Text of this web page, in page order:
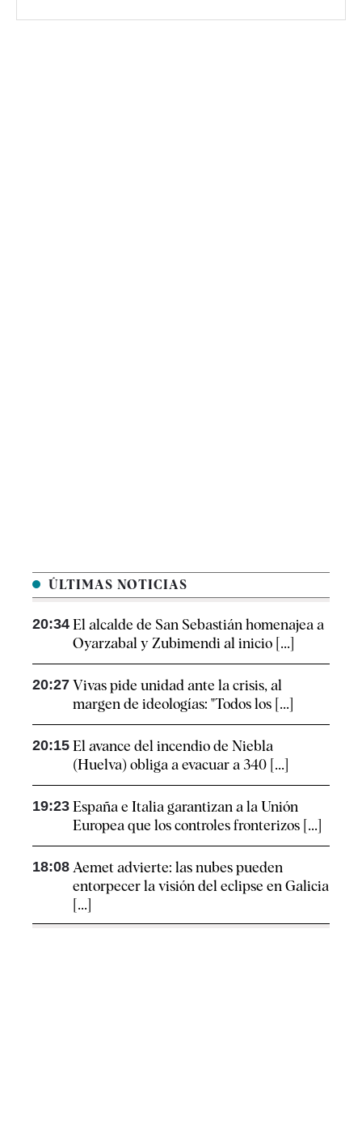
ÚLTIMAS NOTICIAS
20:34 El alcalde de San Sebastián homenajea a
Oyarzabal y Zubimendi al inicio [...]
20:27 Vivas pide unidad ante la crisis, al
margen de ideologías: "Todos los [...]
20:15 El avance del incendio de Niebla
(Huelva) obliga a evacuar a 340 [...]
19:23 España e Italia garantizan a la Unión
Europea que los controles fronterizos [...]
18:08 Aemet advierte: las nubes pueden
entorpecer la visión del eclipse en Galicia
[...]